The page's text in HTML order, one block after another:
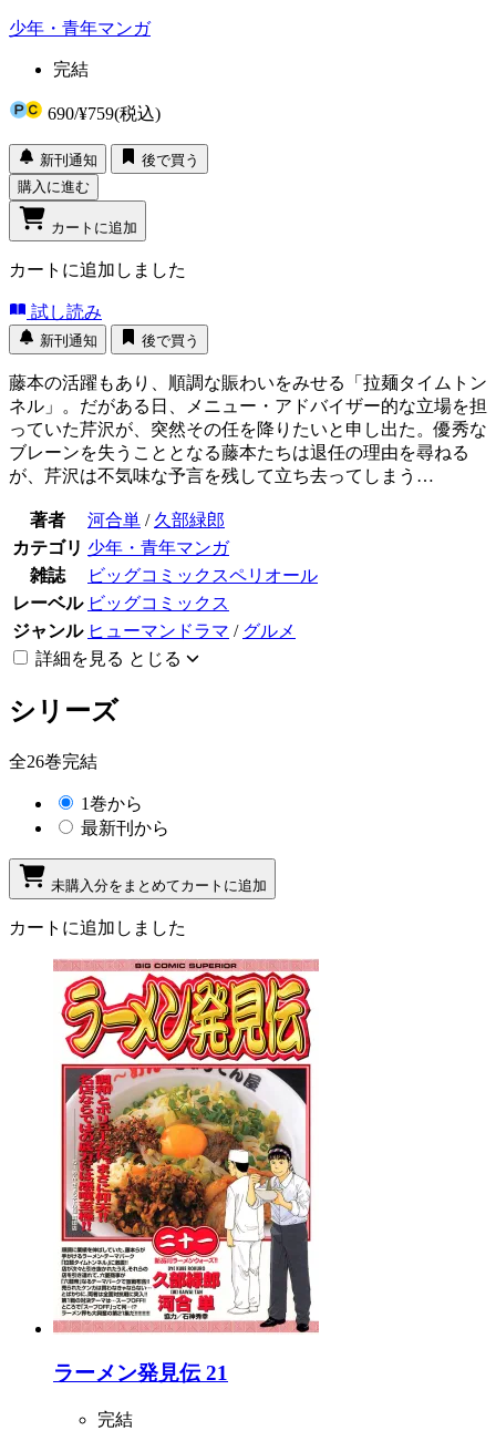
少年・青年マンガ
完結
690/¥759(税込)
新刊通知
後で買う
購入に進む
カートに追加
カートに追加しました
試し読み
新刊通知 後で買う
藤本の活躍もあり、順調な賑わいをみせる「拉麺タイムトン
ネル」。だがある日、メニュー・アドバイザー的な立場を担
っていた芹沢が、突然その任を降りたいと申し出た。優秀な
ブレーンを失うこととなる藤本たちは退任の理由を尋ねる
が、芹沢は不気味な予言を残して立ち去ってしまう…
著者 河合単 / 久部緑郎
カテゴリ 少年・青年マンガ
雑誌
ビッグコミックスペリオール
レーベル ビッグコミックス
ジャンル ヒューマンドラマ / グルメ
詳細を見る とじる
シリーズ
全26巻完結
1巻から
最新刊から
未購入分をまとめてカートに追加
カートに追加しました
ラーメン発見伝 21
完結